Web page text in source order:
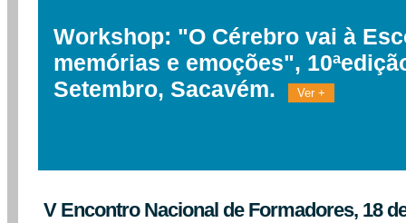
Workshop: "O Cérebro vai à
memórias e emoções",
Setembro, Sacavém.
Ver +
V Encontro Nacional de Formadores, 18